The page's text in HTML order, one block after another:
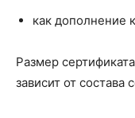
как дополнение
Размер
зависит от